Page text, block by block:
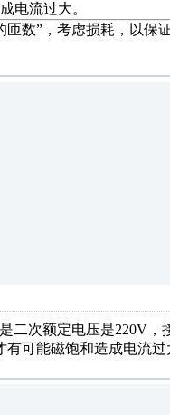
电流过大。
匝数”，考虑损耗，以保
二次额定电压是220V
有可能磁饱和造成电流过